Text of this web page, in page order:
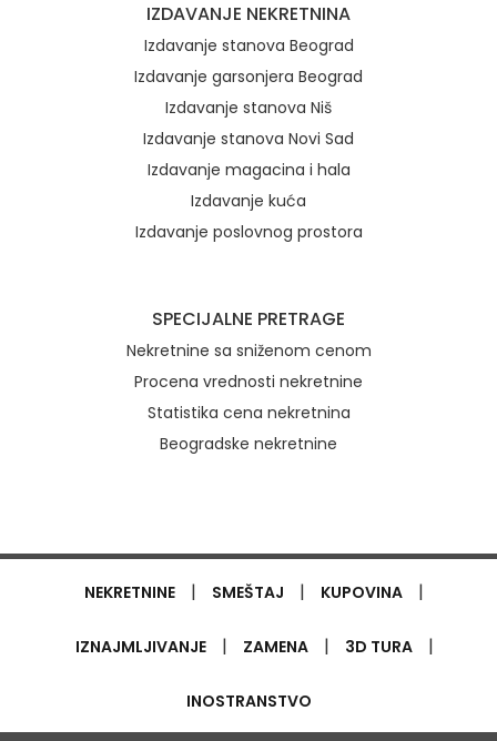
IZDAVANJE NEKRETNINA
Izdavanje stanova Beograd
Izdavanje garsonjera Beograd
Izdavanje stanova Niš
Izdavanje stanova Novi Sad
Izdavanje magacina i hala
Izdavanje kuća
Izdavanje poslovnog prostora
SPECIJALNE PRETRAGE
Nekretnine sa sniženom cenom
Procena vrednosti nekretnine
Statistika cena nekretnina
Beogradske nekretnine
NEKRETNINE | SMEŠTAJ | KUPOVINA |
IZNAJMLJIVANJE | ZAMENA | 3D TURA |
INOSTRANSTVO